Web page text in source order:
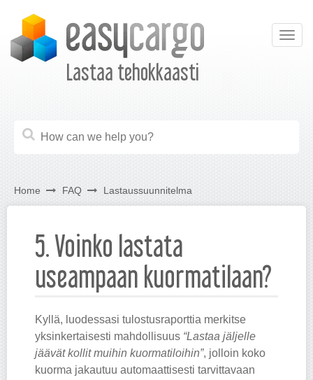
Lastaa tehokkaasti
Home FAQ Lastaussuunnitelma
5. Voinko lastata
useampaan kuormatilaan?
Kyllä, luodessasi tulostusraporttia merkitse
yksinkertaisesti mahdollisuus “Lastaa jäljelle
jäävät kollit muihin kuormatiloihin”, jolloin koko
kuorma jakautuu automaattisesti tarvittavaan